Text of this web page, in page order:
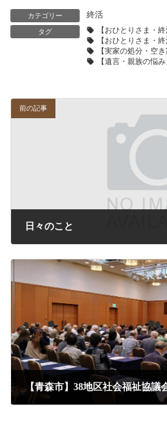
カテゴリー 終活
タグ
【おひとりさま・終
【おひとりさま・
【実家の処分・空
【遺言・親族の悩み
前の記事
日々のこと